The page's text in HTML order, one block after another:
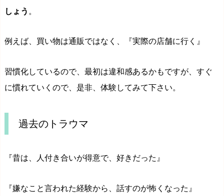
しょう 。
例えば、買い物は通販ではなく、『実際の店舗に行く』
習慣化しているので、最初は違和感あるかもですが、すぐ
に慣れていくので、是非、体験してみて下さい。
過去のトラウマ
『昔は、人付き合いが得意で、好きだった』
『嫌なこと言われた経験から、話すのが怖くなった』